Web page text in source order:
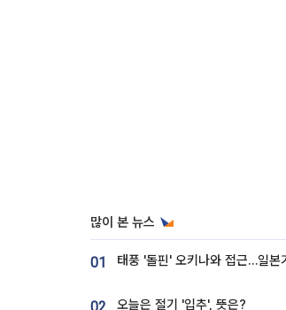
많이 본 뉴스
01
오늘은 절기 '입추', 뜻은?